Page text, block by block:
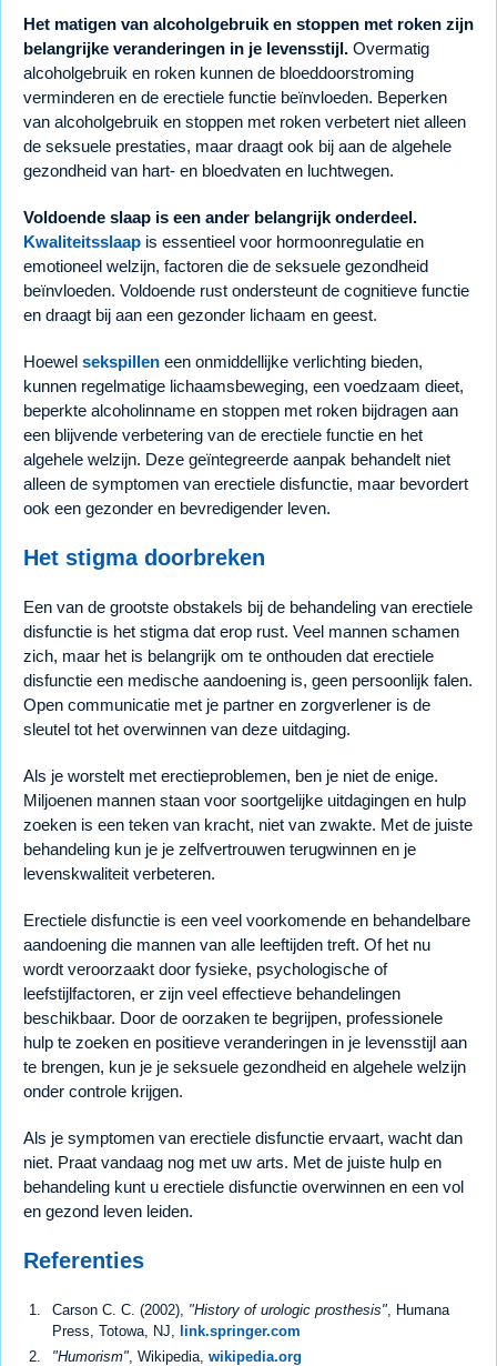
Het matigen van alcoholgebruik en stoppen met roken zijn
belangrijke veranderingen in je levensstijl. Overmatig
alcoholgebruik en roken kunnen de bloeddoorstroming
verminderen en de erectiele functie beïnvloeden. Beperken
van alcoholgebruik en stoppen met roken verbetert niet alleen
de seksuele prestaties, maar draagt ook bij aan de algehele
gezondheid van hart- en bloedvaten en luchtwegen.
Voldoende slaap is een ander belangrijk onderdeel.
Kwaliteitsslaap is essentieel voor hormoonregulatie en
emotioneel welzijn, factoren die de seksuele gezondheid
beïnvloeden. Voldoende rust ondersteunt de cognitieve functie
en draagt bij aan een gezonder lichaam en geest.
Hoewel sekspillen een onmiddellijke verlichting bieden,
kunnen regelmatige lichaamsbeweging, een voedzaam dieet,
beperkte alcoholinname en stoppen met roken bijdragen aan
een blijvende verbetering van de erectiele functie en het
algehele welzijn. Deze geïntegreerde aanpak behandelt niet
alleen de symptomen van erectiele disfunctie, maar bevordert
ook een gezonder en bevredigender leven.
Het stigma doorbreken
Een van de grootste obstakels bij de behandeling van erectiele
disfunctie is het stigma dat erop rust. Veel mannen schamen
zich, maar het is belangrijk om te onthouden dat erectiele
disfunctie een medische aandoening is, geen persoonlijk falen.
Open communicatie met je partner en zorgverlener is de
sleutel tot het overwinnen van deze uitdaging.
Als je worstelt met erectieproblemen, ben je niet de enige.
Miljoenen mannen staan voor soortgelijke uitdagingen en hulp
zoeken is een teken van kracht, niet van zwakte. Met de juiste
behandeling kun je je zelfvertrouwen terugwinnen en je
levenskwaliteit verbeteren.
Erectiele disfunctie is een veel voorkomende en behandelbare
aandoening die mannen van alle leeftijden treft. Of het nu
wordt veroorzaakt door fysieke, psychologische of
leefstijlfactoren, er zijn veel effectieve behandelingen
beschikbaar. Door de oorzaken te begrijpen, professionele
hulp te zoeken en positieve veranderingen in je levensstijl aan
te brengen, kun je je seksuele gezondheid en algehele welzijn
onder controle krijgen.
Als je symptomen van erectiele disfunctie ervaart, wacht dan
niet. Praat vandaag nog met uw arts. Met de juiste hulp en
behandeling kunt u erectiele disfunctie overwinnen en een vol
en gezond leven leiden.
Referenties
Carson C. C. (2002), "History of urologic prosthesis", Humana
Press, Totowa, NJ, link.springer.com
"Humorism" , Wikipedia, wikipedia.org